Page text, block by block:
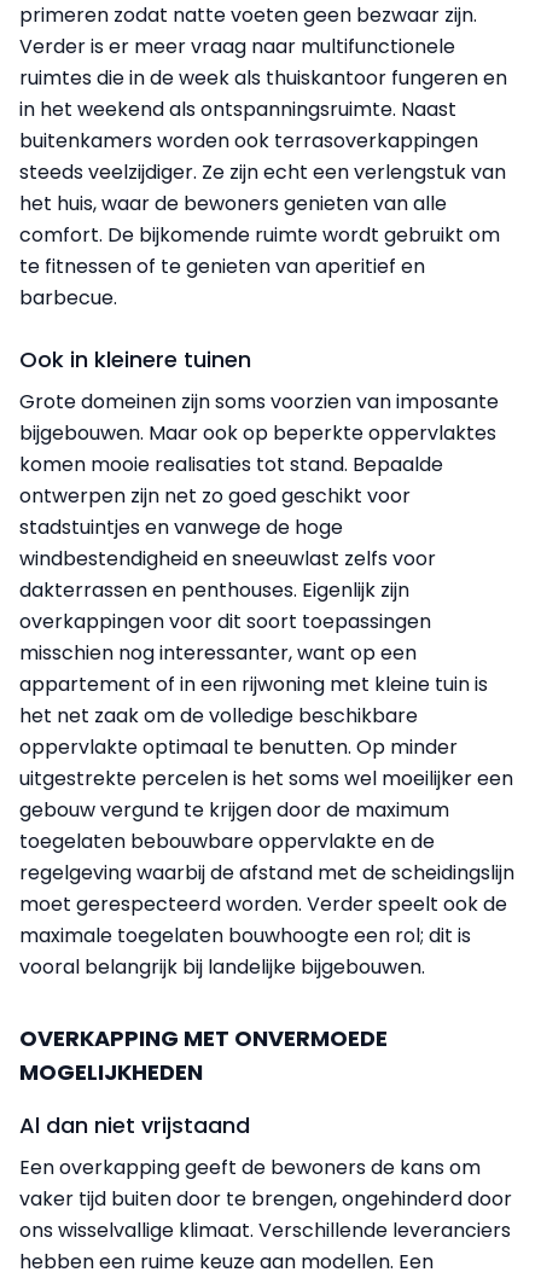
primeren zodat natte voeten geen bezwaar zijn.
Verder is er meer vraag naar multifunctionele
ruimtes die in de week als thuiskantoor fungeren en
in het weekend als ontspanningsruimte. Naast
buitenkamers worden ook terrasoverkappingen
steeds veelzijdiger. Ze zijn echt een verlengstuk van
het huis, waar de bewoners genieten van alle
comfort. De bijkomende ruimte wordt gebruikt om
te fitnessen of te genieten van aperitief en
barbecue.
Ook in kleinere tuinen
Grote domeinen zijn soms voorzien van imposante
bijgebouwen. Maar ook op beperkte oppervlaktes
komen mooie realisaties tot stand. Bepaalde
ontwerpen zijn net zo goed geschikt voor
stadstuintjes en vanwege de hoge
windbestendigheid en sneeuwlast zelfs voor
dakterrassen en penthouses. Eigenlijk zijn
overkappingen voor dit soort toepassingen
misschien nog interessanter, want op een
appartement of in een rijwoning met kleine tuin is
het net zaak om de volledige beschikbare
oppervlakte optimaal te benutten. Op minder
uitgestrekte percelen is het soms wel moeilijker een
gebouw vergund te krijgen door de maximum
toegelaten bebouwbare oppervlakte en de
regelgeving waarbij de afstand met de scheidingslijn
moet gerespecteerd worden. Verder speelt ook de
maximale toegelaten bouwhoogte een rol; dit is
vooral belangrijk bij landelijke bijgebouwen.
OVERKAPPING MET ONVERMOEDE
MOGELIJKHEDEN
Al dan niet vrijstaand
Een overkapping geeft de bewoners de kans om
vaker tijd buiten door te brengen, ongehinderd door
ons wisselvallige klimaat. Verschillende leveranciers
hebben een ruime keuze aan modellen. Een